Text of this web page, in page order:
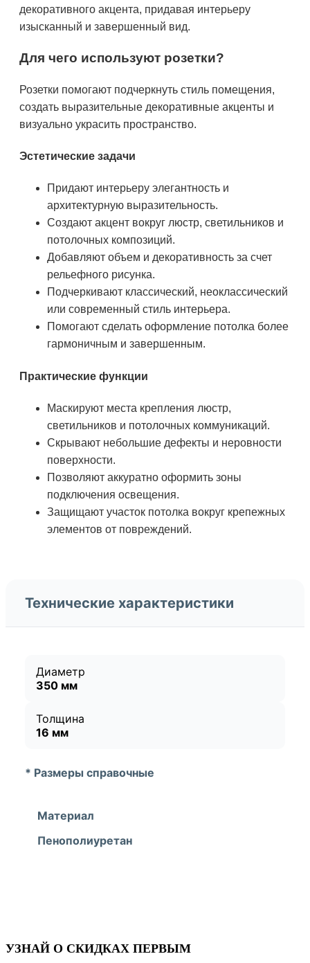
декоративного акцента, придавая интерьеру
изысканный и завершенный вид.
Для чего используют розетки?
Розетки помогают подчеркнуть стиль помещения,
создать выразительные декоративные акценты и
визуально украсить пространство.
Эстетические задачи
Придают интерьеру элегантность и
архитектурную выразительность.
Создают акцент вокруг люстр, светильников и
потолочных композиций.
Добавляют объем и декоративность за счет
рельефного рисунка.
Подчеркивают классический, неоклассический
или современный стиль интерьера.
Помогают сделать оформление потолка более
гармоничным и завершенным.
Практические функции
Маскируют места крепления люстр,
светильников и потолочных коммуникаций.
Скрывают небольшие дефекты и неровности
поверхности.
Позволяют аккуратно оформить зоны
подключения освещения.
Защищают участок потолка вокруг крепежных
элементов от повреждений.
Технические характеристики
Диаметр
350 мм
Толщина
16 мм
* Размеры справочные
Материал
Пенополиуретан
УЗНАЙ О СКИДКАХ ПЕРВЫМ